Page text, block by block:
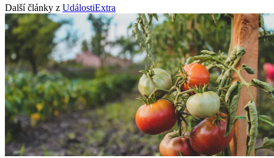
Další články z UdálostiExtra